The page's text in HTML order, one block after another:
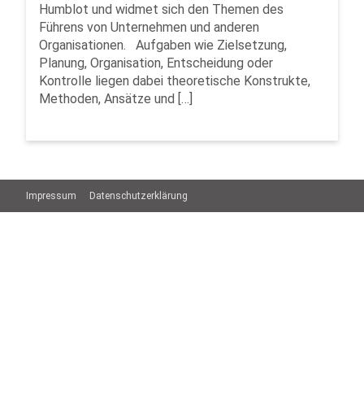
Humblot und widmet sich den Themen des
Führens von Unternehmen und anderen
Organisationen. Aufgaben wie Zielsetzung,
Planung, Organisation, Entscheidung oder
Kontrolle liegen dabei theoretische Konstrukte,
Methoden, Ansätze und […]
Impressum Datenschutzerklärung